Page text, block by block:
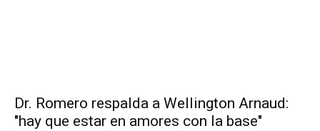
Dr. Romero respalda a Wellington Arnaud:
"hay que estar en amores con la base"